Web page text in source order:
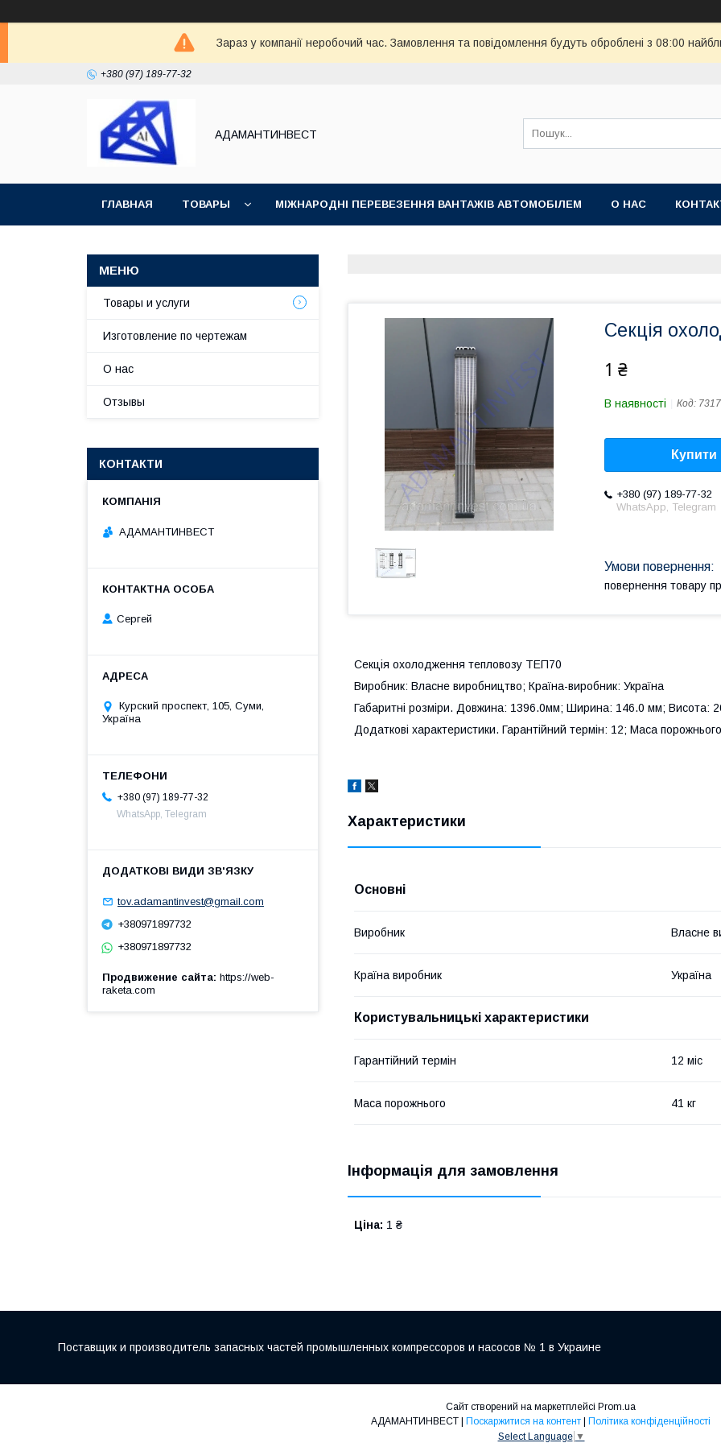
Зараз у компанії неробочий час. Замовлення та повідомлення будуть оброблені з 08:00
+380 (97) 189-77-32
АДАМАНТИНВЕСТ
ГЛАВНАЯ ТОВАРЫ МІЖНАРОДНІ ПЕРЕВЕЗЕННЯ ВАНТАЖІВ АВТОМОБІЛЕМ О НАС
Секція
1 ₴
В наявності Код:
Купити
+380 (97) 189-77-32
WhatsApp, Telegram
повернення товару
Секція охолодження тепловозу ТЕП70
Виробник: Власне виробництво; Країна-виробник: Україна
Габаритні розміри. Довжина: 1396.0мм; Ширина: 146.0 мм; Висота:
Додаткові характеристики. Гарантійний термін: 12; Маса
Характеристики
Основні
Виробник Власне
Країна виробник Україна
Користувальницькі характеристики
Гарантійний термін 12 міс
Маса порожнього 41 кг
Інформація для замовлення
Ціна: 1 ₴
Товары и услуги
Изготовление по чертежам
О нас
Отзывы
КОНТАКТИ
АДАМАНТИНВЕСТ
Сергей
Курский проспект, 105, Суми,
Україна
+380 (97) 189-77-32
WhatsApp, Telegram
tov.adamantinvest@gmail.com
+380971897732
+380971897732
Продвижение сайта https://web-
raketa.com
Поставщик и производитель запасных частей промышленных компрессоров и насосов № 1 в Украине
Сайт створений на маркетплейсі Prom.ua
АДАМАНТИНВЕСТ | Поскаржитися на контент | Політика конфіденційності
Select Language ▼